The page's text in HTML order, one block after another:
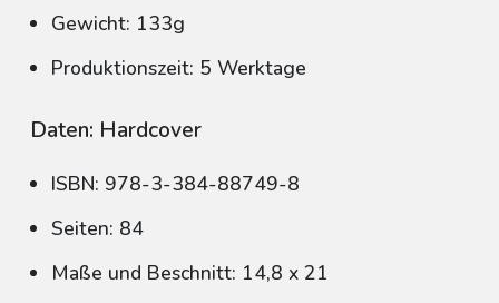
Gewicht: 133g
Produktionszeit: 5 Werktage
Daten: Hardcover
ISBN: 978-3-384-88749-8
Seiten: 84
Maße und Beschnitt: 14,8 x 21